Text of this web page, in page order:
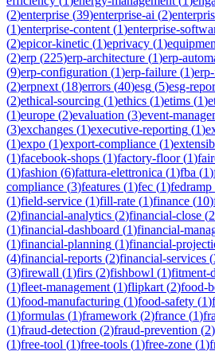
(2)enterprise (39)enterprise-ai (2)
(1)enterprise-content (1)enterprise-
(2)epicor-kinetic (1)eprivacy (1)
(2)erp (225)erp-architecture (1)erp-
(9)erp-configuration (1)erp-failure (1)
(2)erpnext (18)errors (40)esg (5)esg-
(2)ethical-sourcing (1)ethics (1)etims (1)
(1)europe (2)evaluation (3)event-
(3)exchanges (1)executive-reporting (1)
(1)expo (1)export-compliance (1)
(1)facebook-shops (1)factory-floor(1)
(1)fashion (6)fattura-elettronica (1)fba (1)
compliance (3)features (1)fec (1)fedramp
(1)field-service (1)fill-rate (1)finance (10)
(2)financial-analytics (2)financial-close (2
(1)financial-dashboard (1)financial-
(1)financial-planning (1)financial-
(4)financial-reports (2)financial-services (
(3)firewall (1)firs (2)fishbowl (1)fitment-
(1)fleet-management (1)flipkart (2)food-
(1)food-manufacturing (1)food-safety (1)
(1)formulas (1)framework (2)france (1)
(1)fraud-detection (2)fraud-prevention (2)
(1)free-tool (1)free-tools (1)free-zone (1)